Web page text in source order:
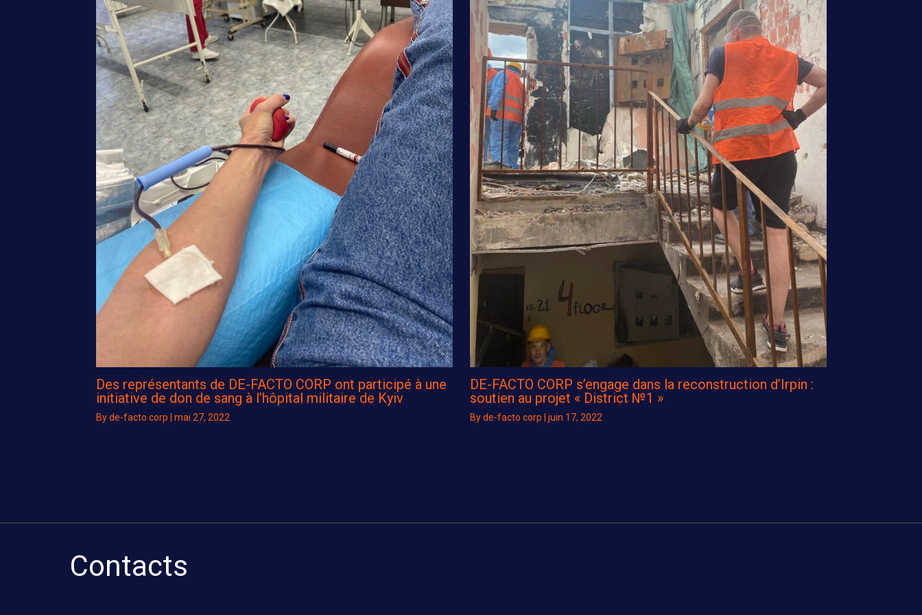
Des représentants de DE-FACTO CORP ont participé à une
initiative de don de sang à l’hôpital militaire de Kyiv
Byde-facto corp mai 27, 2022
DE-FACTO CORP s’engage dans la reconstruction d’Irpin :
soutien au projet « District №1 »
Byde-facto corp juin 17, 2022
Contacts